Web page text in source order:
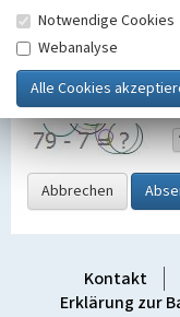
Sicherheitsabfrage
Grafik ein
Abbrechen
Kontakt
Erklärung zur
Notwendige Cookies
Webanalyse